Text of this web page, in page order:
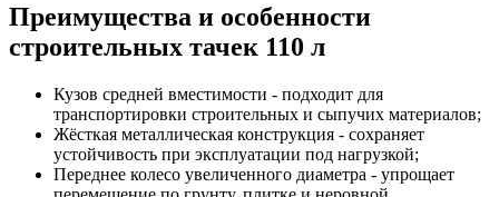
Преимущества и особенности
строительных тачек 110 л
Кузов средней вместимости - подходит для
транспортировки строительных и сыпучих материалов;
Жёсткая металлическая конструкция - сохраняет
устойчивость при эксплуатации под нагрузкой;
Переднее колесо увеличенного диаметра - упрощает